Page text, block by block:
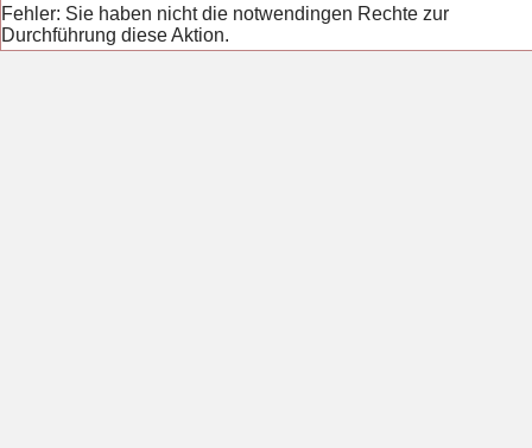
Fehler: Sie haben nicht die notwendingen Rechte zur
Durchführung diese Aktion.